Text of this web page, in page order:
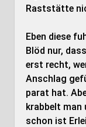
Raststätte
Eben diese
Blöd nur,
erst recht,
Anschlag
parat hat.
krabbelt man
schon ist